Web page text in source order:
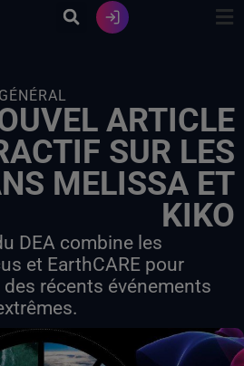
GÉNÉRAL
ARTICLE
SUR LES
MELISSA ET
KIKO
DEA combine les
et EarthCARE pour
récents événements